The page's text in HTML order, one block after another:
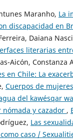
Maranho, La
discapacidad en
Daiana
literarias
Aicón, Constanza
en Chile: La
Cuerpos de
del kawésqar
y cazador ,
Las
caso /